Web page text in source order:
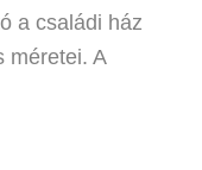
a családi ház
méretei. A